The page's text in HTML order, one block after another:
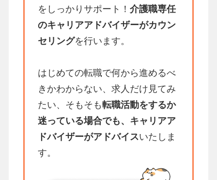
をしっかりサポート！ 介護職専任
のキャリアアドバイザーがカウン
セリングを行います。
はじめての転職で何から進めるべ
きかわからない、求人だけ見てみ
たい、そもそも転職活動をするか
迷っている場合でも、キャリアア
ドバイザーがアドバイスいたしま
す。